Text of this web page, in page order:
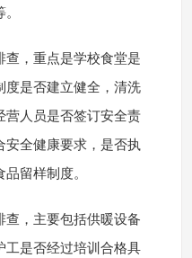
查，重点是学校食堂是
度是否建立健全，清洗
营人员是否签订安全责
全健康要求，是否执
留样制度。
查，主要包括供暖设备
工是否经过培训合格具